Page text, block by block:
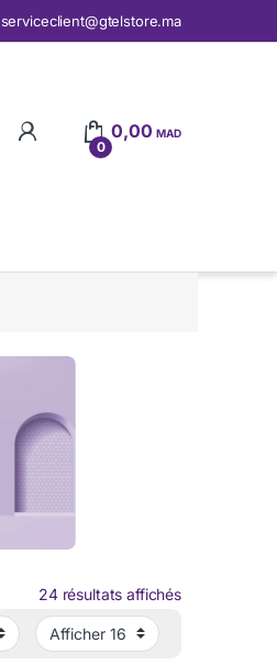
serviceclient@gtelstore.ma
0
0,00MAD
24 résultats affichés